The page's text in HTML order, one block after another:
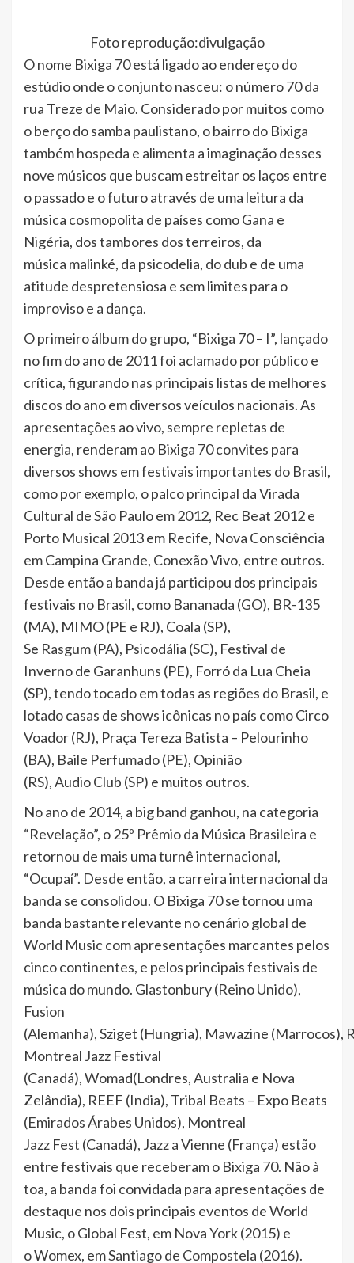
Foto reprodução:divulgação
O nome Bixiga 70 está ligado ao endereço do
estúdio onde o conjunto nasceu: o número 70 da
rua Treze de Maio. Considerado por muitos como
o berço do samba paulistano, o bairro do Bixiga
também hospeda e alimenta a imaginação desses
nove músicos que buscam estreitar os laços entre
o passado e o futuro através de uma leitura da
música cosmopolita de países como Gana e
Nigéria, dos tambores dos terreiros, da
música malinké, da psicodelia, do dub e de uma
atitude despretensiosa e sem limites para o
improviso e a dança.
O primeiro álbum do grupo, “Bixiga 70 – I”, lançado
no fim do ano de 2011 foi aclamado por público e
crítica, figurando nas principais listas de melhores
discos do ano em diversos veículos nacionais. As
apresentações ao vivo, sempre repletas de
energia, renderam ao Bixiga 70 convites para
diversos shows em festivais importantes do Brasil,
como por exemplo, o palco principal da Virada
Cultural de São Paulo em 2012, Rec Beat 2012 e
Porto Musical 2013 em Recife, Nova Consciência
em Campina Grande, Conexão Vivo, entre outros.
Desde então a banda já participou dos principais
festivais no Brasil, como Bananada (GO), BR-135
(MA), MIMO (PE e RJ), Coala (SP),
Se Rasgum (PA), Psicodália (SC), Festival de
Inverno de Garanhuns (PE), Forró da Lua Cheia
(SP), tendo tocado em todas as regiões do Brasil, e
lotado casas de shows icônicas no país como Circo
Voador (RJ), Praça Tereza Batista – Pelourinho
(BA), Baile Perfumado (PE), Opinião
(RS), Audio Club (SP) e muitos outros.
No ano de 2014, a big band ganhou, na categoria
“Revelação”, o 25º Prêmio da Música Brasileira e
retornou de mais uma turnê internacional,
“Ocupaí”. Desde então, a carreira internacional da
banda se consolidou. O Bixiga 70 se tornou uma
banda bastante relevante no cenário global de
World Music com apresentações marcantes pelos
cinco continentes, e pelos principais festivais de
música do mundo. Glastonbury (Reino Unido),
Fusion
(Alemanha), Sziget (Hungria), Mawazine (Marrocos),
Montreal Jazz Festival
(Canadá), Womad(Londres, Australia e Nova
Zelândia), REEF (India), Tribal Beats – Expo Beats
(Emirados Árabes Unidos), Montreal
Jazz Fest (Canadá), Jazz a Vienne (França) estão
entre festivais que receberam o Bixiga 70. Não à
toa, a banda foi convidada para apresentações de
destaque nos dois principais eventos de World
Music, o Global Fest, em Nova York (2015) e
o Womex, em Santiago de Compostela (2016).